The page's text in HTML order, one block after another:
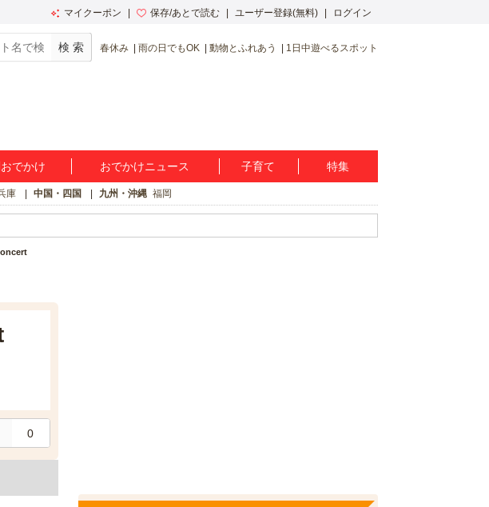
マイクーポン 保存/あとで読む ユーザー登録(無料) ログイン
春休み 雨の日でもOK 動物とふれあう 1日中遊べるスポット
でかけ おでかけニュース 子育て 特集
庫 中国・四国 九州・沖縄 福岡
0